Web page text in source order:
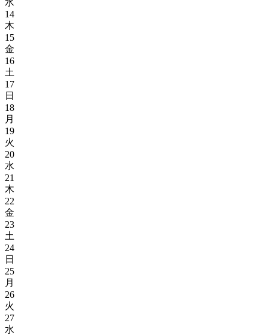
14
木
15
金
16
土
17
日
18
月
19
火
20
水
21
木
22
金
23
土
24
日
25
月
26
火
27
水